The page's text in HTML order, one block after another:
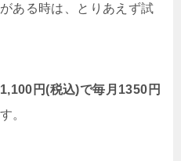
ある時は、とりあえず試
円(税込)で毎月1350円
。